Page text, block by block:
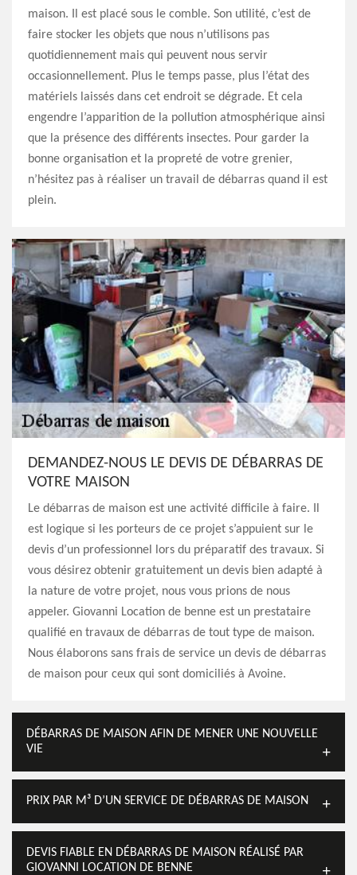
maison. Il est placé sous le comble. Son utilité, c’est de
faire stocker les objets que nous n’utilisons pas
quotidiennement mais qui peuvent nous servir
occasionnellement. Plus le temps passe, plus l’état des
matériels laissés dans cet endroit se dégrade. Et cela
engendre l’apparition de la pollution atmosphérique ainsi
que la présence des différents insectes. Pour garder la
bonne organisation et la propreté de votre grenier,
n’hésitez pas à réaliser un travail de débarras quand il est
plein.
DEMANDEZ-NOUS LE DEVIS DE DÉBARRAS DE
VOTRE MAISON
Le débarras de maison est une activité difficile à faire. Il
est logique si les porteurs de ce projet s’appuient sur le
devis d’un professionnel lors du préparatif des travaux. Si
vous désirez obtenir gratuitement un devis bien adapté à
la nature de votre projet, nous vous prions de nous
appeler. Giovanni Location de benne est un prestataire
qualifié en travaux de débarras de tout type de maison.
Nous élaborons sans frais de service un devis de débarras
de maison pour ceux qui sont domiciliés à Avoine.
DÉBARRAS DE MAISON AFIN DE MENER UNE NOUVELLE
VIE
PRIX PAR M³ D’UN SERVICE DE DÉBARRAS DE MAISON
DEVIS FIABLE EN DÉBARRAS DE MAISON RÉALISÉ PAR
GIOVANNI LOCATION DE BENNE